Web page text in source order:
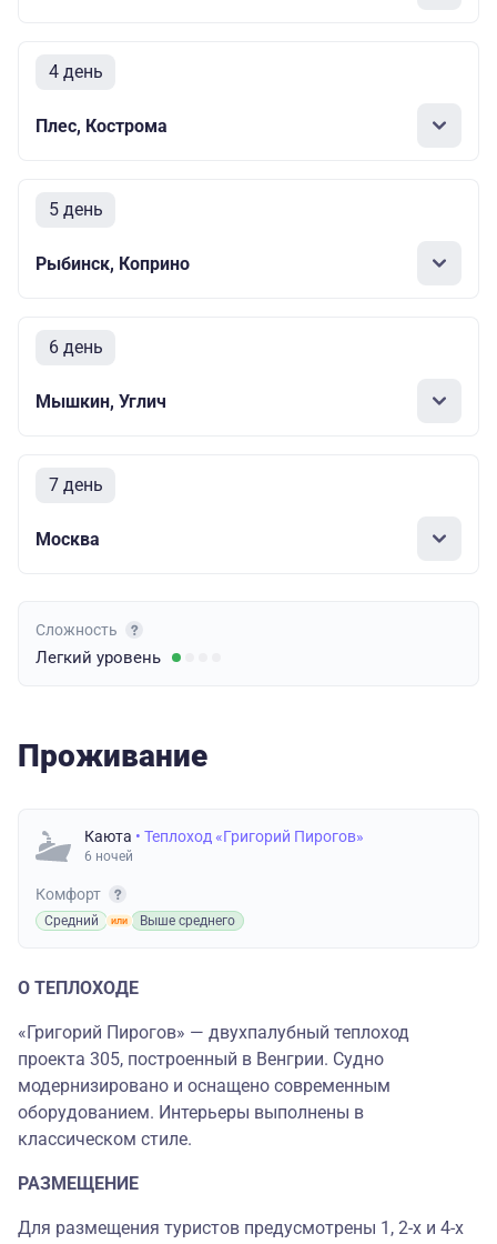
4 день
Плес, Кострома
5 день
Рыбинск, Коприно
6 день
Мышкин, Углич
7 день
Москва
Сложность
Легкий уровень
Проживание
Каюта • Теплоход «Григорий Пирогов»
6 ночей
Комфорт
Средний Выше среднего
О ТЕПЛОХОДЕ
«Григорий Пирогов» — двухпалубный теплоход
проекта 305, построенный в Венгрии. Судно
модернизировано и оснащено современным
оборудованием. Интерьеры выполнены в
классическом стиле.
РАЗМЕЩЕНИЕ
Для размещения туристов предусмотрены 1, 2-х и 4-х